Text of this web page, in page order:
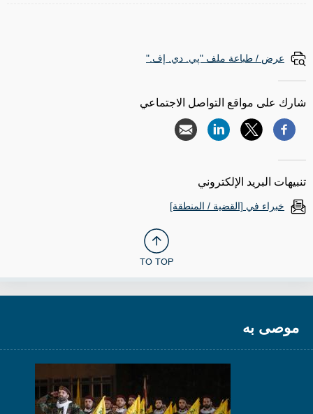
عرض / طباعة ملف "پي. دي. إف."
شارك على مواقع التواصل الاجتماعي
تنبيهات البريد الإلكتروني
خبراء في [القضية / المنطقة]
TO TOP
موصى به